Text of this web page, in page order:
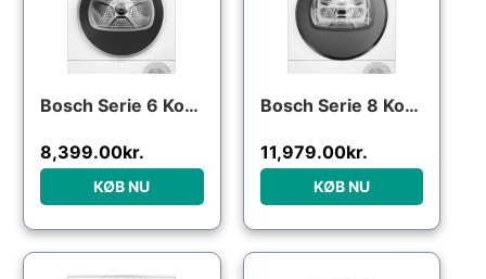
Bosch Serie 6 Kondenstørretumbler med varmepumpe 9 kg WQK2420LSN
8,399.00kr.
KØB NU
Bosch Serie 8 Kondenstørretumbler med varmepumpe 9 kg WQB246DLSN
11,979.00kr.
KØB NU